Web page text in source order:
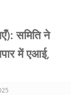
समिति ने
में एआई,